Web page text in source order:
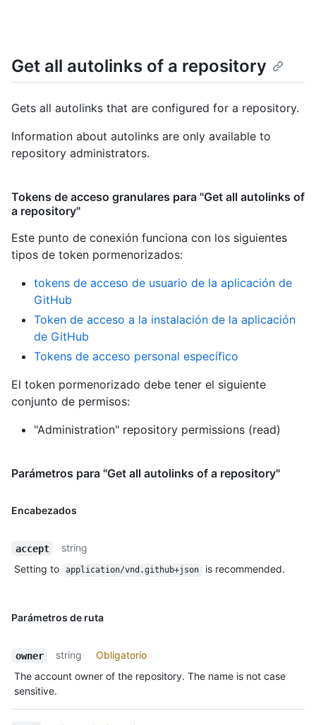
Get all autolinks of a repository
Gets all autolinks that are configured for a repository.
Information about autolinks are only available to
repository administrators.
Tokens de acceso granulares para "Get all autolinks of
a repository"
Este punto de conexión funciona con los siguientes
tipos de token pormenorizados:
tokens de acceso de usuario de la aplicación de
GitHub
Token de acceso a la instalación de la aplicación
de GitHub
Tokens de acceso personal específico
El token pormenorizado debe tener el siguiente
conjunto de permisos:
"Administration" repository permissions (read)
Parámetros para "Get all autolinks of a repository"
Encabezados
accept
string
Setting to
application/vnd.github+json is recommended.
Parámetros de ruta
owner string
Obligatorio
The account owner of the repository. The name is not case
sensitive.